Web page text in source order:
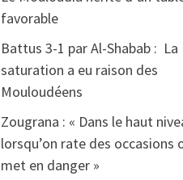
favorable
Battus 3-1 par Al-Shabab : La
saturation a eu raison des
Mouloudéens
Zougrana : « Dans le haut
lorsqu’on rate des occasions
met en danger »